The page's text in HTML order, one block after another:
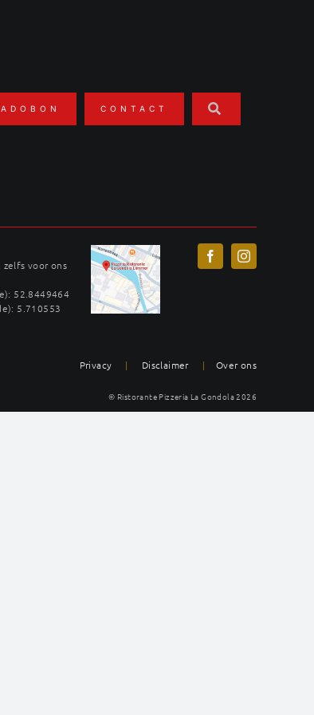
CONTACT
voor ons
52.8449464
5.710553
Privacy | Disclaimer | Over ons
© Ristorante Pizzeria La Gondola 2026